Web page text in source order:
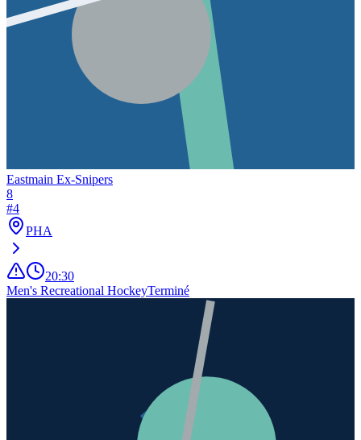
Eastmain Ex-Snipers
8
#4
PHA
20:30
Men's Recreational HockeyTerminé